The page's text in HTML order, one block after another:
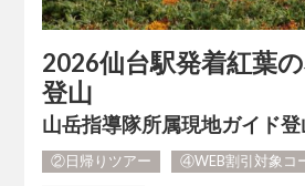
2026仙台駅発着紅葉
登山
山岳指導隊所属現地ガイド
②日帰りツアー ④WEB割引対象コ